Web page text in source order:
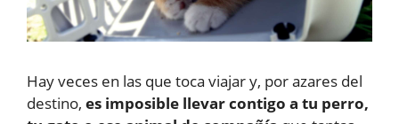
Hay veces en las que toca viajar y, por azares del
destino, es imposible llevar contigo a tu perro,